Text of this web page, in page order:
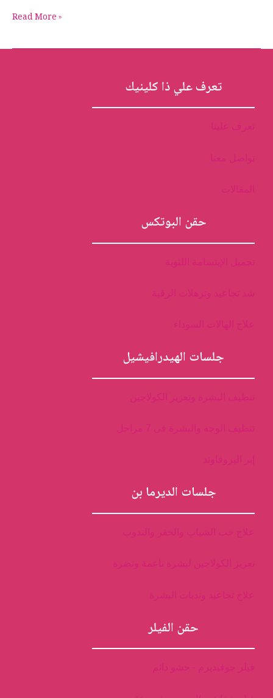
Read More »
تعرف علي ذا كلينيك
حقن البوتكس
جلسات الهيدرافيشيل
جلسات الديرما بن
حقن الفيلر